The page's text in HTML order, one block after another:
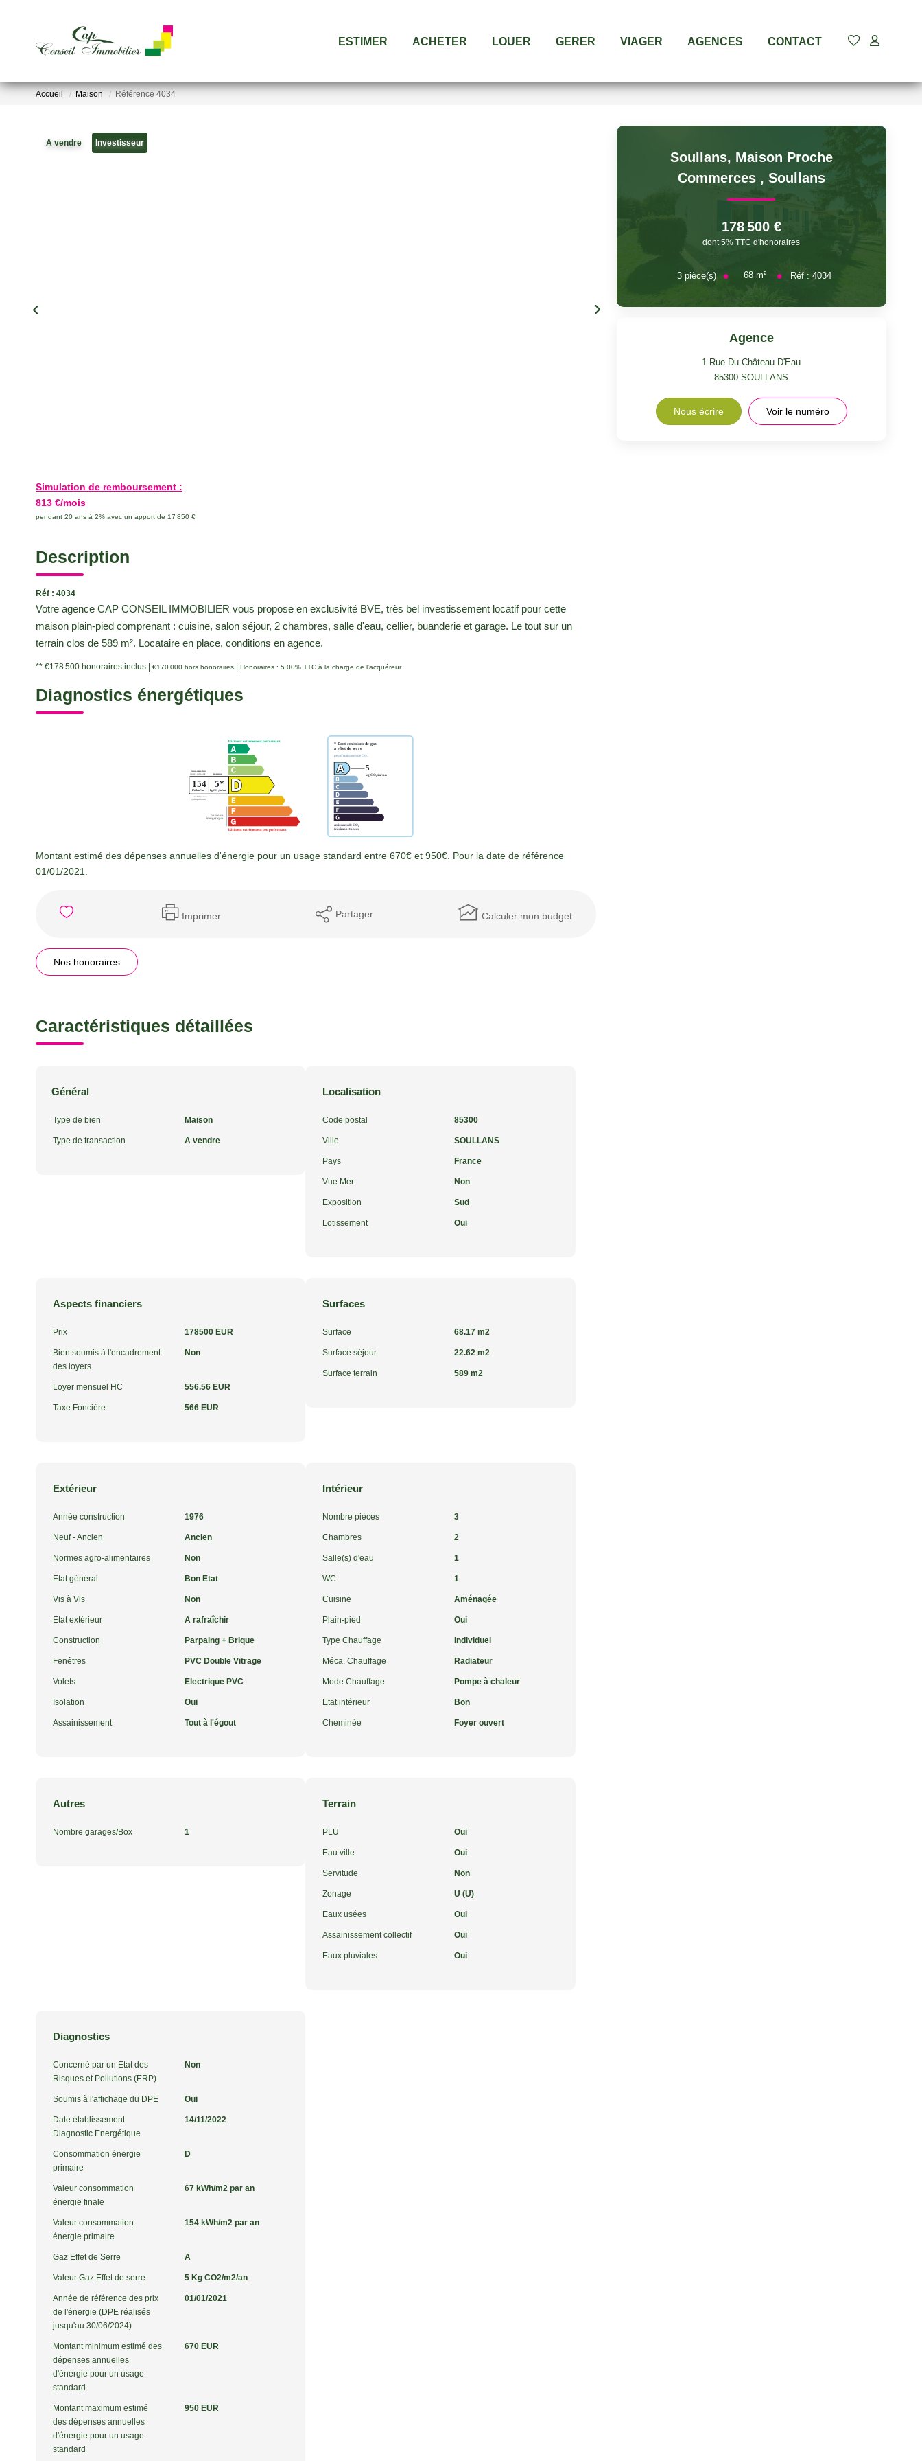
ESTIMER ACHETER LOUER GERER VIAGER AGENCES CONTACT
Accueil Maison Référence 4034
A vendre Investisseur
Simulation de remboursement :
813 €/mois
pendant 20 ans à 2% avec un apport de 17 850 €
Description
Réf : 4034
Votre agence CAP CONSEIL IMMOBILIER vous propose en exclusivité BVE, très bel investissement locatif pour cette
maison plain-pied comprenant : cuisine, salon séjour, 2 chambres, salle d'eau, cellier, buanderie et garage. Le tout sur un
terrain clos de 589 m². Locataire en place, conditions en agence.
** €178 500 honoraires inclus €170 000 hors honoraires Honoraires : 5.00% TTC à la charge de l'acquéreur
Diagnostics énergétiques
Montant estimé des dépenses annuelles d'énergie pour un usage standard entre 670€ et 950€. Pour la date de référence
01/01/2021.
Imprimer Partager Calculer mon budget
Nos honoraires
Caractéristiques détaillées
Général
Type de bien Maison
Type de transaction A vendre
Localisation
Code postal 85300
Ville SOULLANS
Pays France
Vue Mer Non
Exposition Sud
Lotissement Oui
Aspects financiers
Prix 178500 EUR
Bien soumis à l'encadrement
des loyers
Non
Loyer mensuel HC 556.56 EUR
Taxe Foncière 566 EUR
Surfaces
Surface 68.17 m2
Surface séjour 22.62 m2
Surface terrain 589 m2
Extérieur
Année construction 1976
Neuf - Ancien Ancien
Normes agro-alimentaires Non
Etat général Bon Etat
Vis à Vis Non
Etat extérieur A rafraîchir
Construction Parpaing + Brique
Fenêtres PVC Double Vitrage
Volets Electrique PVC
Isolation Oui
Assainissement Tout à l'égout
Intérieur
Nombre pièces 3
Chambres 2
Salle(s) d'eau 1
WC 1
Cuisine Aménagée
Plain-pied Oui
Type Chauffage Individuel
Méca. Chauffage Radiateur
Mode Chauffage Pompe à chaleur
Etat intérieur Bon
Cheminée Foyer ouvert
Autres
Nombre garages/Box 1
Terrain
PLU Oui
Eau ville Oui
Servitude Non
Zonage U (U)
Eaux usées Oui
Assainissement collectif Oui
Eaux pluviales Oui
Diagnostics
Concerné par un Etat des
Risques et Pollutions (ERP)
Non
Soumis à l'affichage du DPE Oui
Date établissement
Diagnostic Energétique
14/11/2022
Consommation énergie
primaire
D
Valeur consommation
énergie finale
67 kWh/m2 par an
Valeur consommation
énergie primaire
154 kWh/m2 par an
Gaz Effet de Serre A
Valeur Gaz Effet de serre 5 Kg CO2/m2/an
Année de référence des prix
de l'énergie (DPE réalisés
jusqu'au 30/06/2024)
01/01/2021
Montant minimum estimé des
dépenses annuelles
d'énergie pour un usage
standard
670 EUR
Montant maximum estimé
des dépenses annuelles
d'énergie pour un usage
standard
950 EUR
Soullans, Maison Proche
Commerces , Soullans
178 500 €
dont 5% TTC d'honoraires
3 pièce(s) 68 m² Réf : 4034
Agence
1 Rue Du Château D'Eau
85300SOULLANS
Nous écrire Voir le numéro